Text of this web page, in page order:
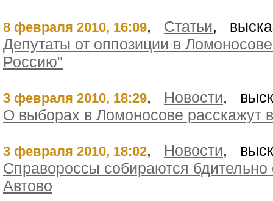
8 февраля 2010, 16:09, Статьи,
Депутаты от оппозиции в
Россию"
3 февраля 2010, 18:29, Новости,
О выборах в Ломоносове расскажут
3 февраля 2010, 18:02, Новости,
Справороссы собираются
Автово